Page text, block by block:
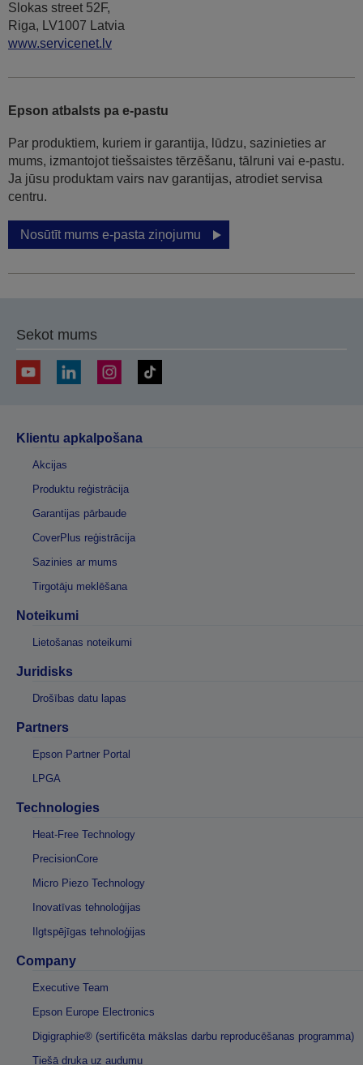
Slokas street 52F,
Riga, LV1007 Latvia
www.servicenet.lv
Epson atbalsts pa e-pastu
Par produktiem, kuriem ir garantija, lūdzu, sazinieties ar
mums, izmantojot tiešsaistes tērzēšanu, tālruni vai e-pastu.
Ja jūsu produktam vairs nav garantijas, atrodiet servisa
centru.
Nosūtīt mums e-pasta ziņojumu
Sekot mums
Klientu apkalpošana
Akcijas
Produktu reģistrācija
Garantijas pārbaude
CoverPlus reģistrācija
Sazinies ar mums
Tirgotāju meklēšana
Noteikumi
Lietošanas noteikumi
Juridisks
Drošības datu lapas
Partners
Epson Partner Portal
LPGA
Technologies
Heat-Free Technology
PrecisionCore
Micro Piezo Technology
Inovatīvas tehnoloģijas
Ilgtspējīgas tehnoloģijas
Company
Executive Team
Epson Europe Electronics
Digigraphie® (sertificēta mākslas darbu reproducēšanas programma)
Tiešā druka uz audumu